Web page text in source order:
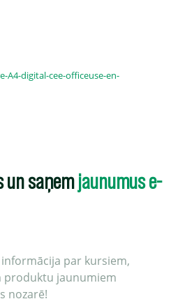
A4-digital-cee-officeuse-en-
un saņemjaunumus e-
par kursiem,
produktu jaunumiem
nozarē!